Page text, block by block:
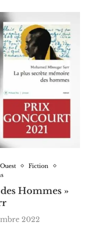
Fiction
Hommes »
2022